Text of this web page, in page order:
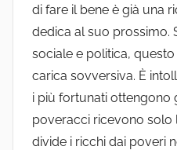
di fare il bene è già una
dedica al suo prossimo.
sociale e politica,
carica sovversiva. È
i più fortunati ottengono
poveracci ricevono solo
divide i ricchi dai poveri